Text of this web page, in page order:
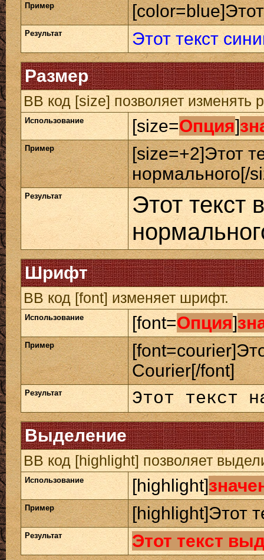
Пример
Результат
Этот текст
Размер
BB код [size] позволяет изменять
Использование [size=Опция]
Пример
[size=+2]Этот
нормального[/
Результат
Этот текст
Шрифт
BB код [font] изменяет шрифт.
Использование [font=Опция]
Пример
Courier[/font]
Результат Этот текст
Выделение
BB код [highlight] позволяет
Использование [highlight]
Пример [highlight]Этот
Результат Этот текст